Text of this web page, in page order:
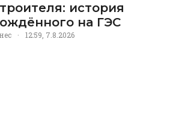
история
на ГЭС
· 12:59, 7.8.2026